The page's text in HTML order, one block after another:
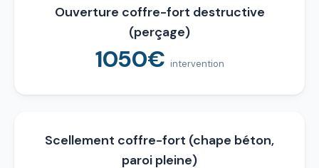
Ouverture coffre-fort destructive
(perçage)
1050€ intervention
Scellement coffre-fort (chape béton,
paroi pleine)